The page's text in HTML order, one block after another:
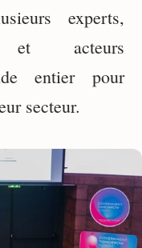
experts,
et acteurs
entier pour
secteur.